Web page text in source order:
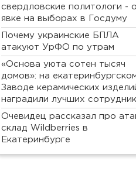
свердловские политологи - о
явке на выборах в Госдуму
Почему украинские БПЛА
атакуют УрФО по утрам
«Основа уюта сотен тысяч
домов»: на
Заводе керамических
наградили лучших
Очевидец рассказал про
склад Wildberries в
Екатеринбурге